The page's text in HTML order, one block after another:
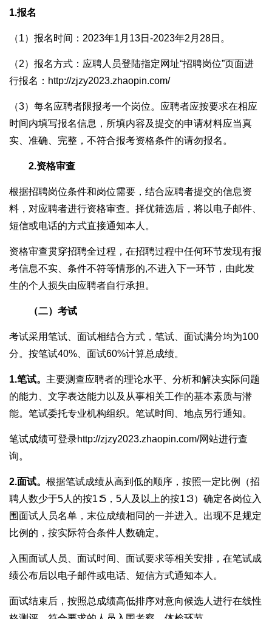
1.报名
（1）报名时间：2023年1月13日-2023年2月28日。
（2）报名方式：应聘人员登陆指定网址“招聘岗位”页面进
行报名：http://zjzy2023.zhaopin.com/
（3）每名应聘者限报考一个岗位。应聘者应按要求在相应
时间内填写报名信息，所填内容及提交的申请材料应当真
实、准确、完整，不符合报考资格条件的请勿报名。
2.资格审查
根据招聘岗位条件和岗位需要，结合应聘者提交的信息资
料，对应聘者进行资格审查。择优筛选后，将以电子邮件、
短信或电话的方式直接通知本人。
资格审查贯穿招聘全过程，在招聘过程中任何环节发现有报
考信息不实、条件不符等情形的,不进入下一环节，由此发
生的个人损失由应聘者自行承担。
（二）考试
考试采用笔试、面试相结合方式，笔试、面试满分均为100
分。按笔试40%、面试60%计算总成绩。
1.笔试。 主要测查应聘者的理论水平、分析和解决实际问题
的能力、文字表达能力以及从事相关工作的基本素质与潜
能。笔试委托专业机构组织。笔试时间、地点另行通知。
笔试成绩可登录http://zjzy2023.zhaopin.com/网站进行查
询。
2.面试。 根据笔试成绩从高到低的顺序，按照一定比例（招
聘人数少于5人的按1∶5，5人及以上的按1∶3）确定各岗位入
围面试人员名单，末位成绩相同的一并进入。出现不足规定
比例的，按实际符合条件人数确定。
入围面试人员、面试时间、面试要求等相关安排，在笔试成
绩公布后以电子邮件或电话、短信方式通知本人。
面试结束后，按照总成绩高低排序对意向候选人进行在线性